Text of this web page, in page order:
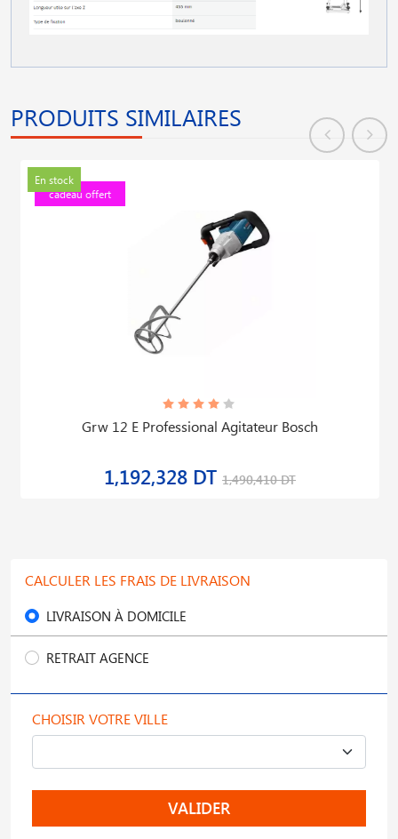
PRODUITS SIMILAIRES
En stock
cadeau offert
Grw 12 E Professional Agitateur Bosch
1,192,328 DT 1,490,410 DT
CALCULER LES FRAIS DE LIVRAISON
LIVRAISON À DOMICILE
RETRAIT AGENCE
CHOISIR VOTRE VILLE
VALIDER